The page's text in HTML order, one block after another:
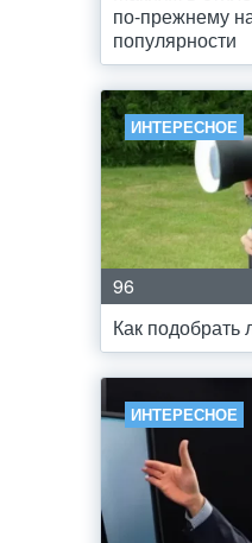
по-прежнему
популярности
ИНТЕРЕСНОЕ
96
Как подобрать
ИНТЕРЕСНОЕ